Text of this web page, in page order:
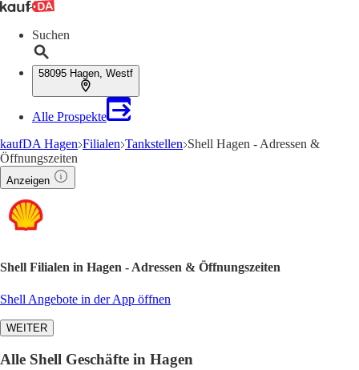
Suchen
58095 Hagen, Westf
Alle Prospekte
kaufDA Hagen Filialen Tankstellen Shell Hagen - Adressen &
Öffnungszeiten
Anzeigen
Shell Filialen in Hagen - Adressen & Öffnungszeiten
Shell Angebote in der App öffnen
WEITER
Alle Shell Geschäfte in Hagen